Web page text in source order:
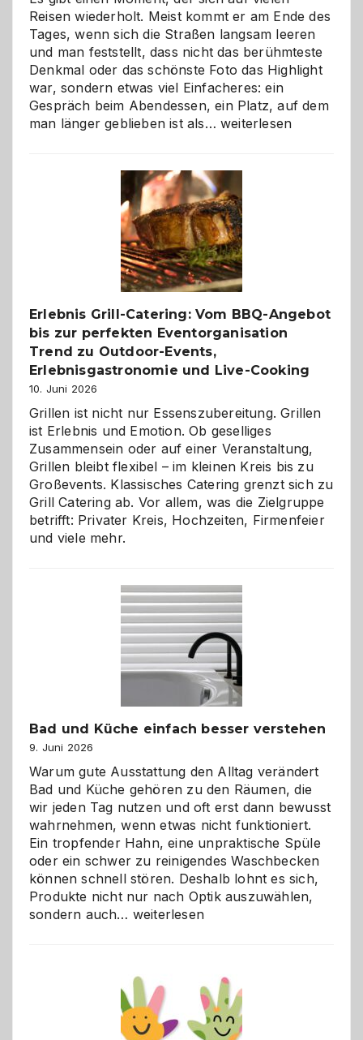
Reisen wiederholt. Meist kommt er am Ende des
Tages, wenn sich die Straßen langsam leeren
und man feststellt, dass nicht das berühmteste
Denkmal oder das schönste Foto das Highlight
war, sondern etwas viel Einfacheres: ein
Gespräch beim Abendessen, ein Platz, auf dem
man länger geblieben ist als… Als
–
die
Gelegenheit,
neue
Reiseziele
zu
entdecken
weiterlesen
Erlebnis Grill-Catering: Vom BBQ-Angebot
bis zur perfekten Eventorganisation
Trend zu Outdoor-Events,
Erlebnisgastronomie und Live-Cooking
10. Juni 2026
Grillen ist nicht nur Essenszubereitung. Grillen
ist Erlebnis und Emotion. Ob geselliges
Zusammensein oder auf einer Veranstaltung,
Grillen bleibt flexibel – im kleinen Kreis bis zu
Großevents. Klassisches Catering grenzt sich zu
Grill Catering ab. Vor allem, was die Zielgruppe
betrifft: Privater Kreis, Hochzeiten, Firmenfeier
und viele mehr.
Bad und Küche einfach besser verstehen
9. Juni 2026
Warum gute Ausstattung den Alltag verändert
Bad und Küche gehören zu den Räumen, die
wir jeden Tag nutzen und oft erst dann bewusst
wahrnehmen, wenn etwas nicht funktioniert.
Ein tropfender Hahn, eine unpraktische Spüle
oder ein schwer zu reinigendes Waschbecken
können schnell stören. Deshalb lohnt es sich,
Produkte nicht nur nach Optik auszuwählen,
sondern auch… Bad
besser
verstehen
weiterlesen